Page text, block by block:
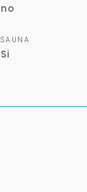
no
SAUNA
Si